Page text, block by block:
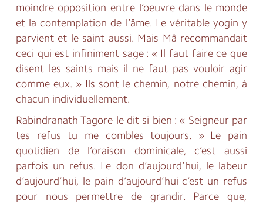
moindre opposition entre l’oeuvre dans le monde
et la contemplation de l’âme. Le véritable yogin y
parvient et le saint aussi. Mais Mâ recommandait
ceci qui est infiniment sage : « Il faut faire ce que
disent les saints mais il ne faut pas vouloir agir
comme eux. » Ils sont le chemin, notre chemin, à
chacun individuellement.
Rabindranath Tagore le dit si bien : « Seigneur par
tes refus tu me combles toujours. » Le pain
quotidien de l’oraison dominicale, c’est aussi
parfois un refus. Le don d’aujourd’hui, le labeur
d’aujourd’hui, le pain d’aujourd’hui c’est un refus
pour nous permettre de grandir. Parce que,